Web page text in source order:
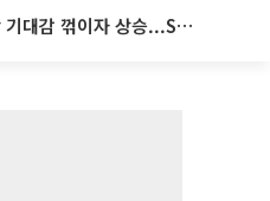
뉴욕증시, 연준 금리인상 기대감 꺾이자 상승...S&P500 사상 최고치 [종합]